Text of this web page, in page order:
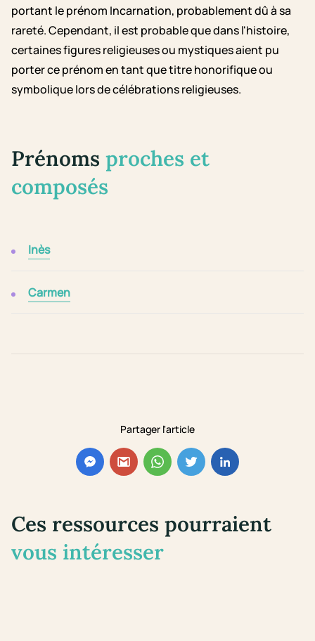
Partager l'article
portant le prénom Incarnation, probablement dû à sa
rareté. Cependant, il est probable que dans l'histoire,
certaines figures religieuses ou mystiques aient pu
porter ce prénom en tant que titre honorifique ou
symbolique lors de célébrations religieuses.
Prénoms proches et
composés
Inès
Carmen
Ces ressources pourraient
vous intéresser